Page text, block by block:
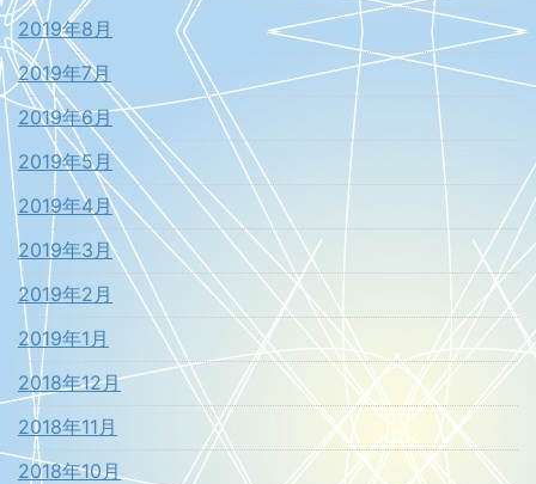
2019年8月
2019年7月
2019年6月
2019年5月
2019年4月
2019年3月
2019年2月
2019年1月
2018年12月
2018年11月
2018年10月